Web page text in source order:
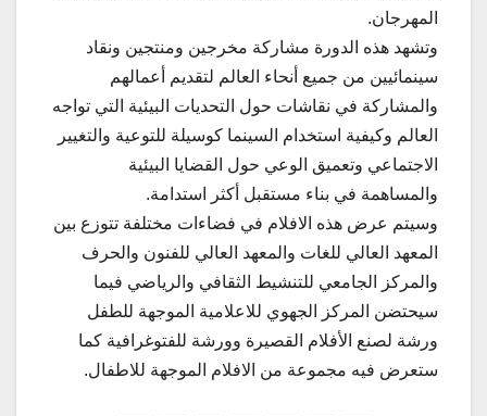
المهرجان.
وتشهد هذه الدورة مشاركة مخرجين ومنتجين ونقاد
سينمائيين من جميع أنحاء العالم لتقديم أعمالهم
والمشاركة في نقاشات حول التحديات البيئية التي تواجه
العالم وكيفية استخدام السينما كوسيلة للتوعية والتغيير
الاجتماعي وتعميق الوعي حول القضايا البيئية
والمساهمة في بناء مستقبل أكثر استدامة.
وسيتم عرض هذه الافلام في فضاءات مختلفة تتوزع بين
المعهد العالي للغات والمعهد العالي للفنون والحرف
والمركز الجامعي للتنشيط الثقافي والرياضي فيما
سيحتضن المركز الجهوي للاعلامية الموجهة للطفل
ورشة لصنع الأفلام القصيرة وورشة للفتوغرافية كما
ستعرض فيه مجموعة من الافلام الموجهة للاطفال.